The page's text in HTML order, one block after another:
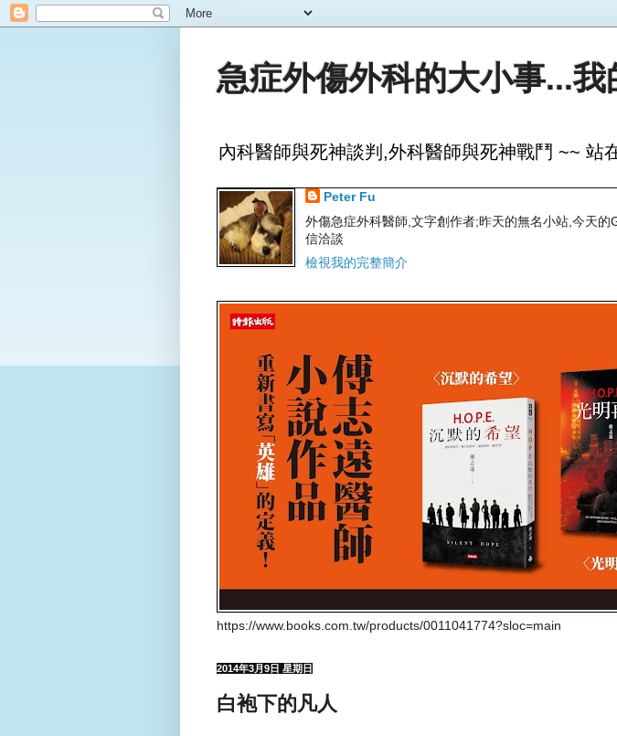
急症外傷外科的大小事...
內科醫師與死神談判,外科醫師與死神戰鬥 ~~ 站
Peter Fu
外傷急症外科醫師,文字創作者;昨天的無名小站,今天
信洽談
檢視我的完整簡介
https://www.books.com.tw/products/0011041774?sloc=main
2014年3月9日 星期日
白袍下的凡人